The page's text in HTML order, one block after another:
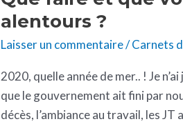
alentours ?
Laisser un commentaire/Carnets
2020, quelle année de mer.. ! Je
que le gouvernement ait fini par
décès, l’ambiance au travail, les JT